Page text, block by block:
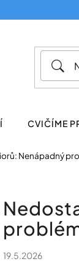
CVIČÍME
Nenápadný
19.5.2026
Co